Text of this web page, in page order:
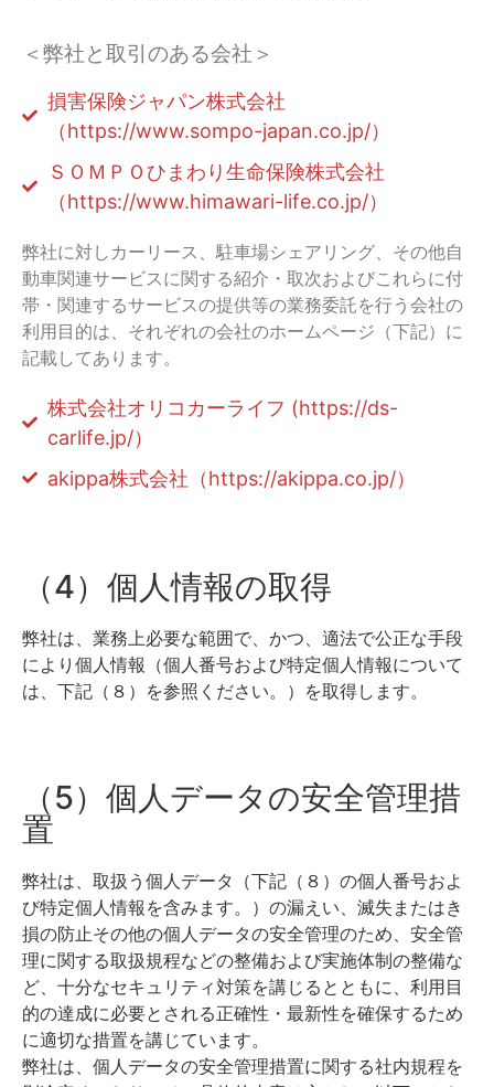
＜弊社と取引のある会社＞
損害保険ジャパン株式会社
（https://www.sompo-japan.co.jp/）
ＳＯＭＰＯひまわり生命保険株式会社
（https://www.himawari-life.co.jp/）
弊社に対しカーリース、駐車場シェアリング、その他自
動車関連サービスに関する紹介・取次およびこれらに付
帯・関連するサービスの提供等の業務委託を行う会社の
利用目的は、それぞれの会社のホームページ（下記）に
記載してあります。
株式会社オリコカーライフ (https://ds-
carlife.jp/）
akippa株式会社（https://akippa.co.jp/）
（4）個人情報の取得
弊社は、業務上必要な範囲で、かつ、適法で公正な手段
により個人情報（個人番号および特定個人情報について
は、下記（８）を参照ください。）を取得します。
（5）個人データの安全管理措
置
弊社は、取扱う個人データ（下記（８）の個人番号およ
び特定個人情報を含みます。）の漏えい、滅失またはき
損の防止その他の個人データの安全管理のため、安全管
理に関する取扱規程などの整備および実施体制の整備な
ど、十分なセキュリティ対策を講じるとともに、利用目
的の達成に必要とされる正確性・最新性を確保するため
に適切な措置を講じています。
弊社は、個人データの安全管理措置に関する社内規程を